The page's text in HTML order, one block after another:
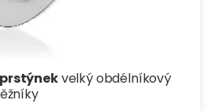
velký obdélníkový